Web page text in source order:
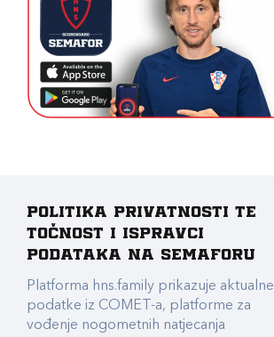
Politika privatnosti te
točnost i ispravci
podataka na Semaforu
Platforma hns.family prikazuje aktualne
podatke iz COMET-a, platforme za
vođenje nogometnih natjecanja